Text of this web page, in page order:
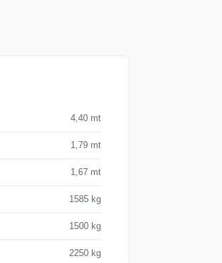
4,40 mt
1,79 mt
1,67 mt
1585 kg
1500 kg
2250 kg